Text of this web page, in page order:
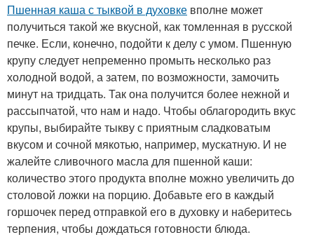
Пшенная каша с тыквой в духовке вполне может
получиться такой же вкусной, как томленная в русской
печке. Если, конечно, подойти к делу с умом. Пшенную
крупу следует непременно промыть несколько раз
холодной водой, а затем, по возможности, замочить
минут на тридцать. Так она получится более нежной и
рассыпчатой, что нам и надо. Чтобы облагородить вкус
крупы, выбирайте тыкву с приятным сладковатым
вкусом и сочной мякотью, например, мускатную. И не
жалейте сливочного масла для пшенной каши:
количество этого продукта вполне можно увеличить до
столовой ложки на порцию. Добавьте его в каждый
горшочек перед отправкой его в духовку и наберитесь
терпения, чтобы дождаться готовности блюда.